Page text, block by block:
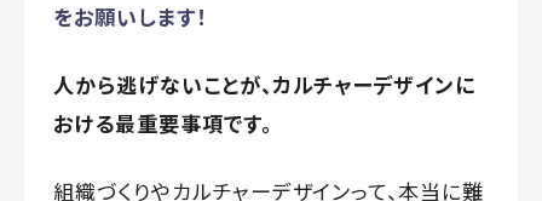
をお願いします！
人から逃げないことが、カルチャーデザインに
おける最重要事項です。
組織づくりやカルチャーデザインって、本当に難